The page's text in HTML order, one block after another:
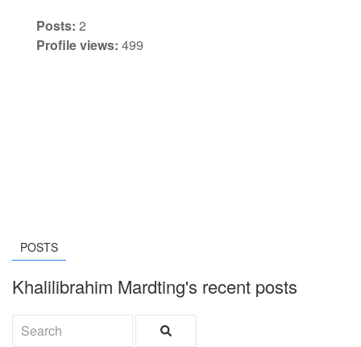
Posts: 2
Profile views: 499
POSTS
Khalilibrahim Mardting's recent posts